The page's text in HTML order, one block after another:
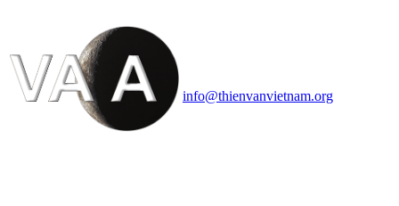
info@thienvanvietnam.org